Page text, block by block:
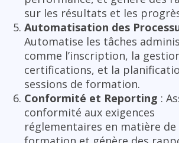
sur les résultats et les
Automatisation des
Automatise les tâches
comme l’inscription, la
certifications, et la
sessions de formation.
Conformité et Reporting :
conformité aux exigences
réglementaires en matière de